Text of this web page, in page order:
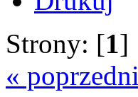
Strony: [1]
« poprzedni